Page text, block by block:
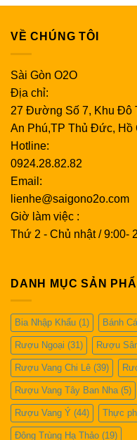
ngăn ngừa xơ vữa
Bảo vệ gan thận:
trợ điều trị các bệnh
Chống lão hóa:
lão hóa, giúp da dẻ
Hỗ trợ điều trị ung
bào ung thư, tăng
VỀ CHÚNG TÔI
Sài Gòn O2O
Địa chỉ:
27 Đường Số 7, Khu Đô
An Phú,TP Thủ Đức, Hồ
Hotline:
0924.28.82.82
Email:
lienhe@saigono2o.com
Giờ làm việc :
Thứ 2 - Chủ nhật / 9:00-
DANH MỤC SẢN
Bia Nhập Khẩu (1) Bánh
Rượu Ngoại (31) Rượu
Rượu Vang Chi Lê (39)
Rượu Vang Tây Ban Nha(5)
Rượu Vang Ý (44) Thực
Đông Trùng Hạ Thảo (19)